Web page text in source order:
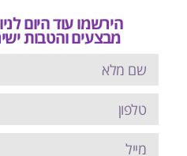
הירשמו עוד היום לניוזלטר
מבצעים והטבות ישירות